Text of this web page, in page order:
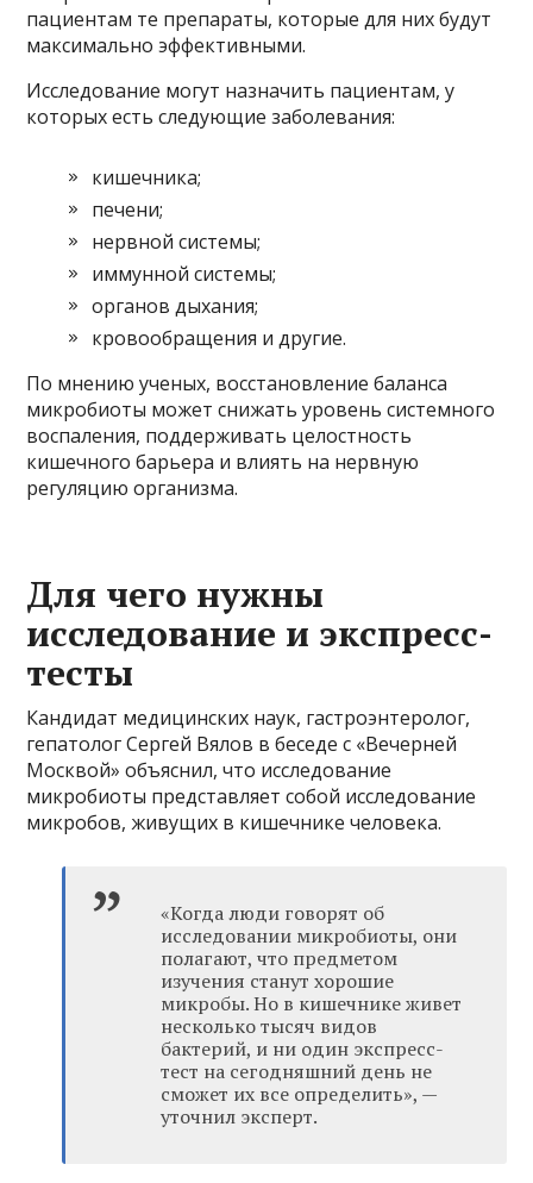
пациентам те препараты, которые для них будут
максимально эффективными.
Исследование могут назначить пациентам, у
которых есть следующие заболевания:
кишечника;
печени;
нервной системы;
иммунной системы;
органов дыхания;
кровообращения и другие.
По мнению ученых, восстановление баланса
микробиоты может снижать уровень системного
воспаления, поддерживать целостность
кишечного барьера и влиять на нервную
регуляцию организма.
Для чего нужны
исследование и экспресс-
тесты
Кандидат медицинских наук, гастроэнтеролог,
гепатолог Сергей Вялов в беседе с «Вечерней
Москвой» объяснил, что исследование
микробиоты представляет собой исследование
микробов, живущих в кишечнике человека.
«Когда люди говорят об
исследовании микробиоты, они
полагают, что предметом
изучения станут хорошие
микробы. Но в кишечнике живет
несколько тысяч видов
бактерий, и ни один экспресс-
тест на сегодняшний день не
сможет их все определить», —
уточнил эксперт.